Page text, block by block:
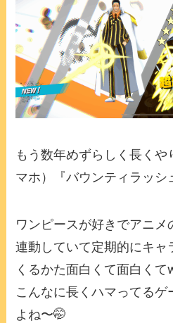
もう数年めずらしく長くや
マホ）『バウンティラッシ
ワンピースが好きでアニ
連動していて定期的にキャ
くるかた面白くて面白くて
こんなに長くハマってる
よね〜🤭